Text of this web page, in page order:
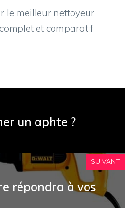
le meilleur nettoyeur
et comparatif
un aphte ?
SUIVANT
répondra à vos